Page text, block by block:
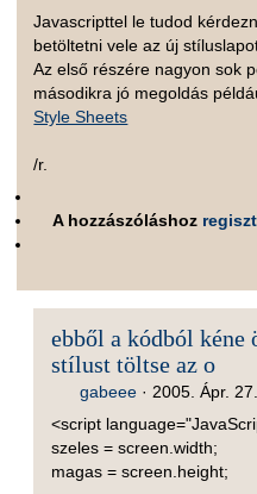
Javascripttel le tudod
betöltetni vele az új
Az első részére nagyon sok
másodikra jó megoldás
Style Sheets
/r.
A hozzászóláshoz
ebből a kódból kéne
stílust töltse az o
gabeee· 2005. Ápr.
<script
szeles = screen.width;
magas = screen.height;